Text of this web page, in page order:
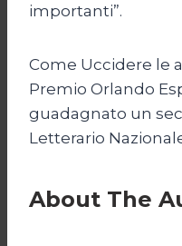
importanti”.
Come Uccidere le
Premio Orlando
guadagnato un
Letterario
About The